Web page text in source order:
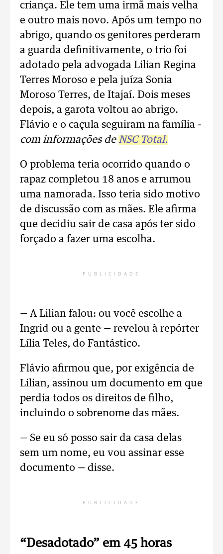
criança. Ele tem uma irmã mais velha
e outro mais novo. Após um tempo no
abrigo, quando os genitores perderam
a guarda definitivamente, o trio foi
adotado pela advogada Lilian Regina
Terres Moroso e pela juíza Sonia
Moroso Terres, de Itajaí. Dois meses
depois, a garota voltou ao abrigo.
Flávio e o caçula seguiram na família -
com informações de NSC Total.
O problema teria ocorrido quando o
rapaz completou 18 anos e arrumou
uma namorada. Isso teria sido motivo
de discussão com as mães. Ele afirma
que decidiu sair de casa após ter sido
forçado a fazer uma escolha.
PUBLICIDADE
— A Lilian falou: ou você escolhe a
Ingrid ou a gente — revelou à repórter
Lília Teles, do Fantástico.
Flávio afirmou que, por exigência de
Lilian, assinou um documento em que
perdia todos os direitos de filho,
incluindo o sobrenome das mães.
— Se eu só posso sair da casa delas
sem um nome, eu vou assinar esse
documento — disse.
PUBLICIDADE
“Desadotado” em 45 horas